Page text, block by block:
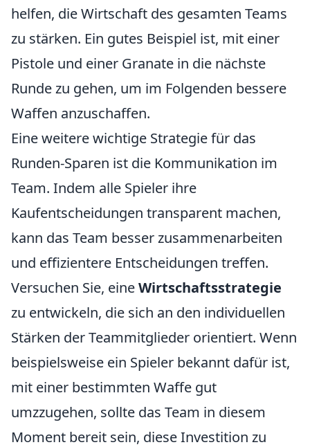
helfen, die Wirtschaft des gesamten Teams
zu stärken. Ein gutes Beispiel ist, mit einer
Pistole und einer Granate in die nächste
Runde zu gehen, um im Folgenden bessere
Waffen anzuschaffen.
Eine weitere wichtige Strategie für das
Runden-Sparen ist die Kommunikation im
Team. Indem alle Spieler ihre
Kaufentscheidungen transparent machen,
kann das Team besser zusammenarbeiten
und effizientere Entscheidungen treffen.
Versuchen Sie, eineWirtschaftsstrategie
zu entwickeln, die sich an den individuellen
Stärken der Teammitglieder orientiert. Wenn
beispielsweise ein Spieler bekannt dafür ist,
mit einer bestimmten Waffe gut
umzzugehen, sollte das Team in diesem
Moment bereit sein, diese Investition zu